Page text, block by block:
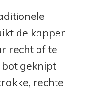
de kapper
recht af te
geknipt
rechte